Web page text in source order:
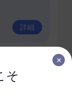
詳細
そ